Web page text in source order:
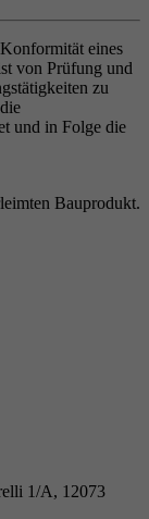
eines
von Prüfung und
zu
und in Folge die
1/A, 12073